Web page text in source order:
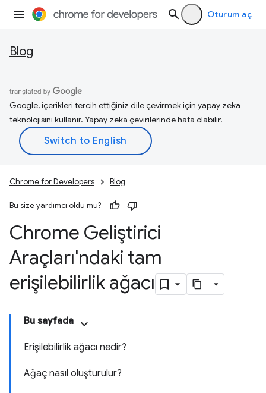
Oturum aç
Blog
Google, içerikleri tercih ettiğiniz dile çevirmek için yapay zeka
teknolojisini kullanır. Yapay zeka çevirilerinde hata olabilir.
Chrome for Developers Blog
Bu size yardımcı oldu mu?
Chrome Geliştirici
Araçları'ndaki tam
erişilebilirlik ağacı
Bu sayfada
Erişilebilirlik ağacı nedir?
Ağaç nasıl oluşturulur?